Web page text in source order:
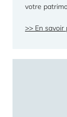
votre
En savoir